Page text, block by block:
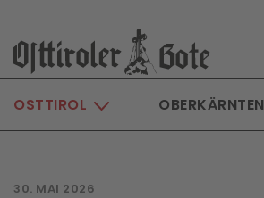
Skip to main content
OSTTIROL OBERKÄRNTEN
30. MAI 2026